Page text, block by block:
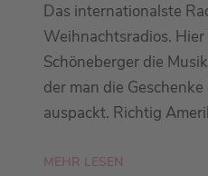
Das internationalste
Weihnachtsradios.
Schöneberger die
der man die
auspackt. Richtig
MEHR LESEN